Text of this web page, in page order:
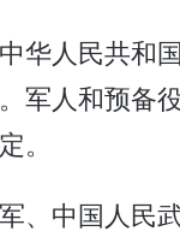
华人民共和
军人和预备
。
、中国人民